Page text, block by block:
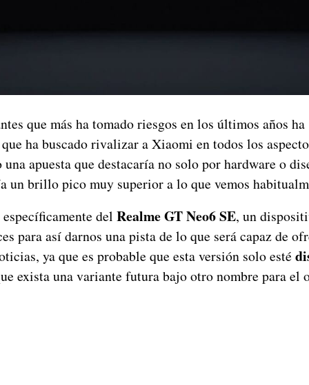
que más ha tomado riesgos en los últimos años
ha buscado rivalizar a Xiaomi en todos los
apuesta que destacaría no solo por hardware o
un brillo pico muy superior a lo que vemos
del Realme GT Neo6 SE, un
para así darnos una pista de lo que será capaz de
ya que es probable que esta versión solo esté
exista una variante futura bajo otro nombre para el